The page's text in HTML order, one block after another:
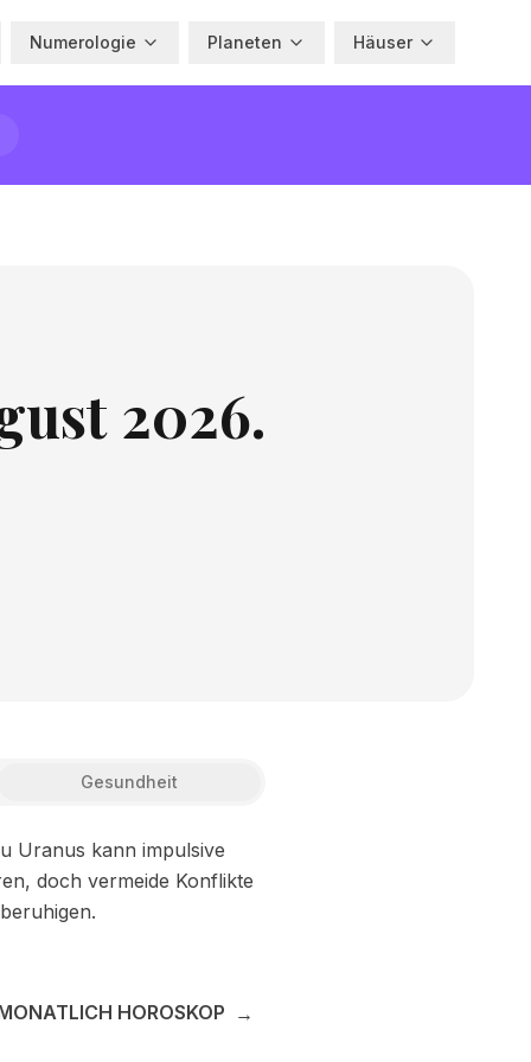
Numerologie Planeten Häuser
2026.
Gesundheit
Uranus kann impulsive
doch vermeide Konflikte
HOROSKOP →